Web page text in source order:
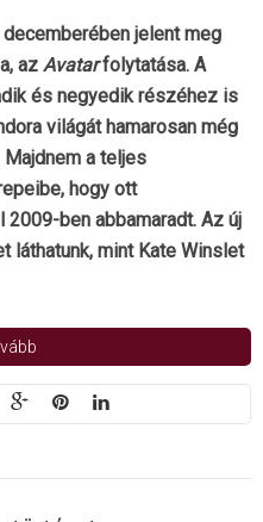
jelent meg
az Avatarfolytatása. A
és negyedik részéhez is
világát hamarosan még
a teljes
hogy ott
ben abbamaradt. Az új
láthatunk, mint Kate Winslet